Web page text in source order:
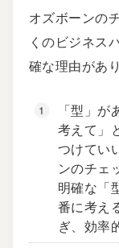
オズボーンの
くのビジネス
確な理由があ
「型」
考えて」
つけてい
ンのチェ
明確な「
番に考え
ぎ、効率